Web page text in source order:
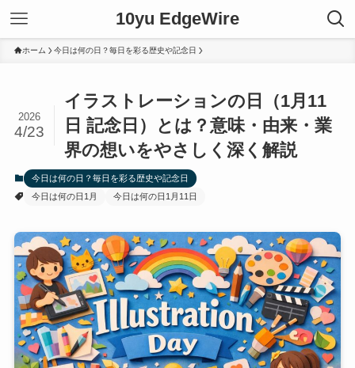
10yu EdgeWire
ホーム 今日は何の日？毎日を彩る歴史や記念日
イラストレーションの日（1月11
日 記念日）とは？意味・由来・業
界の想いをやさしく深く解説
2026
4/23
今日は何の日？毎日を彩る歴史や記念日
今日は何の日1月
今日は何の日1月11日